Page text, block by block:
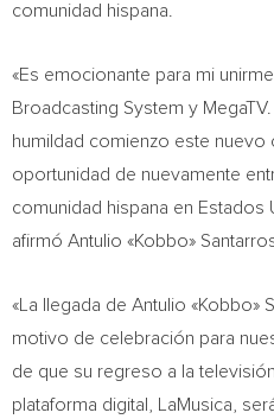
comunidad hispana.
«Es emocionante para mi
Broadcasting System y
humildad comienzo este nuevo
oportunidad de nuevamente
comunidad hispana en Estados
afirmó Antulio «Kobbo»
«La llegada de Antulio «Kobbo»
motivo de celebración para
de que su regreso a la
plataforma digital, LaMusica,